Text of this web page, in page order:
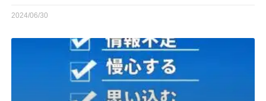
2024/06/30